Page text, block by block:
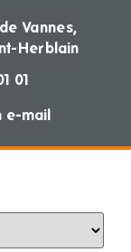
Vannes,
Herblain
01
e-mail